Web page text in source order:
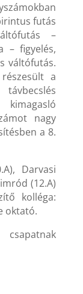
futás
–
– figyelés,
váltófutás.
a
nagy
a 8.
Darvasi
(12.A)
kolléga:
oktató.